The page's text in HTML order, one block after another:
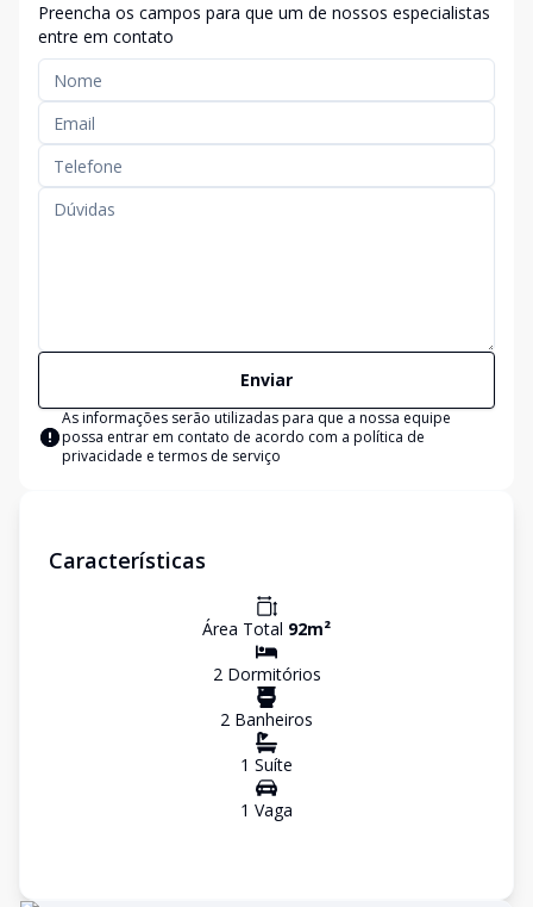
Preencha os campos para que um de nossos especialistas
entre em contato
Enviar
As informações serão utilizadas para que a nossa equipe
possa entrar em contato de acordo com a política de
privacidade e termos de serviço
Características
Área Total 92m²
2Dormitórios
2 Banheiros
1 Suíte
1 Vaga